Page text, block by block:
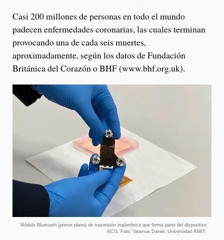
Casi 200 millones de personas en todo el mundo
padecen enfermedades coronarias, las cuales terminan
provocando una de cada seis muertes,
aproximadamente, según los datos de Fundación
Británica del Corazón o BHF (www.bhf.org.uk).
Módulo Bluetooth (primer plano) de trasmisión inalámbrica que forma parte del dispositivo
ECG. Foto: Seamus Daniel, Universidad RMIT.